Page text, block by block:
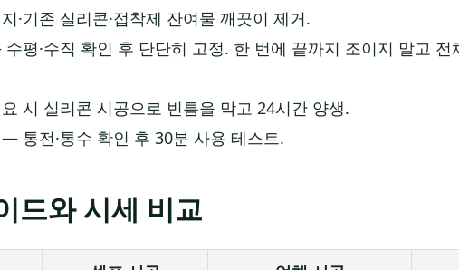
·기존 실리콘·접착제 잔여물 깨끗이 제거.
평·수직 확인 후 단단히 고정. 한 번에 끝까지 조이지 말고 전
시 실리콘 시공으로 빈틈을 막고 24시간 양생.
— 통전·통수 확인 후 30분 사용 테스트.
드와 시세 비교